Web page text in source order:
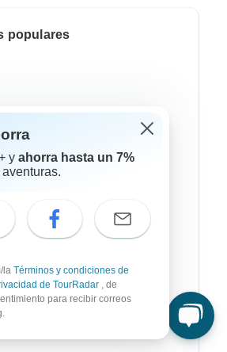
populares
y ahorra hasta un 7%
la Términos y condiciones de
de TourRadar , de
para recibir correos